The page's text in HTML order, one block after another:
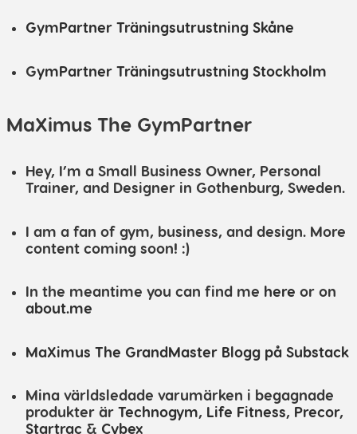
GymPartner Träningsutrustning Skåne
GymPartner Träningsutrustning Stockholm
MaXimus The GymPartner
Hey, I’m a Small Business Owner, Personal
Trainer, and Designer in Gothenburg, Sweden.
I am a fan of gym, business, and design. More
content coming soon! :)
In the meantime you can find me here or on
about.me
MaXimus The GrandMaster Blogg på Substack
Mina världsledade varumärken i begagnade
produkter är Technogym, Life Fitness, Precor,
Startrac & Cybex